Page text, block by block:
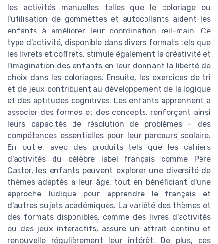
les activités manuelles telles que le coloriage ou
l'utilisation de gommettes et autocollants aident les
enfants à améliorer leur coordination œil-main. Ce
type d'activité, disponible dans divers formats tels que
les livrets et coffrets, stimule également la créativité et
l'imagination des enfants en leur donnant la liberté de
choix dans les coloriages. Ensuite, les exercices de tri
et de jeux contribuent au développement de la logique
et des aptitudes cognitives. Les enfants apprennent à
associer des formes et des concepts, renforçant ainsi
leurs capacités de résolution de problèmes – des
compétences essentielles pour leur parcours scolaire.
En outre, avec des produits tels que les cahiers
d'activités du célèbre label français comme Père
Castor, les enfants peuvent explorer une diversité de
thèmes adaptés à leur âge, tout en bénéficiant d'une
approche ludique pour apprendre le français et
d'autres sujets académiques. La variété des thèmes et
des formats disponibles, comme des livres d'activités
ou des jeux interactifs, assure un attrait continu et
renouvelle régulièrement leur intérêt. De plus, ces